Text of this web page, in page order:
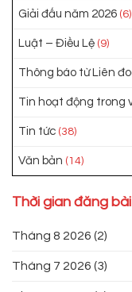
Giải đấu năm 2026 (6)
Luật – Điều Lệ (9)
Thông báo từ Liên
Tin hoạt động trong
Tin tức (38)
Văn bản (14)
Thời gian đăng bài
Tháng 8 2026 (2)
Tháng 7 2026 (3)